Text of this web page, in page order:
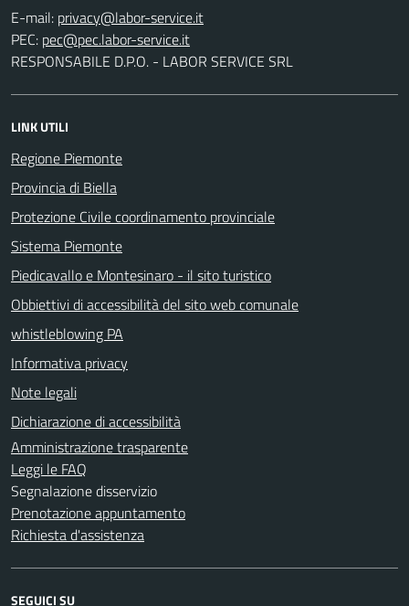
E-mail:
PEC:
RESPONSABILE D.P.O. - LABOR SERVICE SRL
LINK UTILI
Regione Piemonte
Provincia di Biella
Protezione Civile coordinamento provinciale
Sistema Piemonte
Piedicavallo e Montesinaro - il sito turistico
Obbiettivi di accessibilità del sito web comunale
whistleblowing PA
Informativa privacy
Note legali
Dichiarazione di accessibilità
Amministrazione trasparente
Leggi le FAQ
Segnalazione disservizio
Prenotazione appuntamento
Richiesta d'assistenza
SEGUICI SU